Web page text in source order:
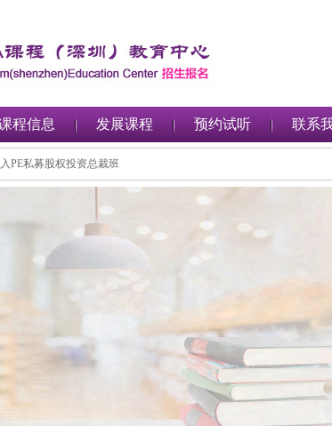
程信息 发展课程 预约试听 联系
入PE私募股权投资总裁班